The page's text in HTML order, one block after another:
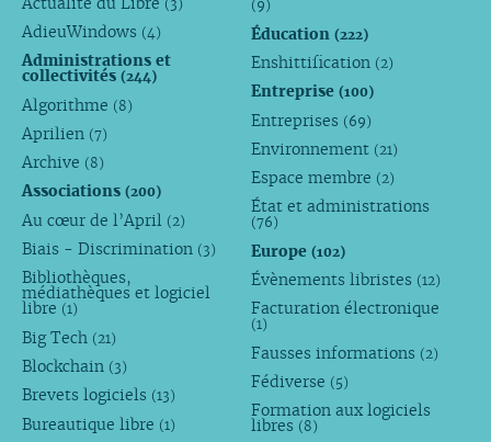
(3)
AdieuWindows (4)
Administrations et
collectivités (244)
Algorithme (8)
Aprilien (7)
Archive (8)
Associations (200)
Au cœur de l’April (2)
Biais - Discrimination (3)
Bibliothèques,
médiathèques et logiciel
libre (1)
Big Tech (21)
Blockchain (3)
Brevets logiciels (13)
Bureautique libre (1)
(9)
Éducation(222)
Enshittification (2)
Entreprise(100)
Entreprises (69)
Environnement (21)
Espace membre (2)
État et administrations
(76)
Europe(102)
Évènements libristes (12)
Facturation électronique
(1)
Fausses informations (2)
Fédiverse (5)
Formation aux logiciels
libres (8)